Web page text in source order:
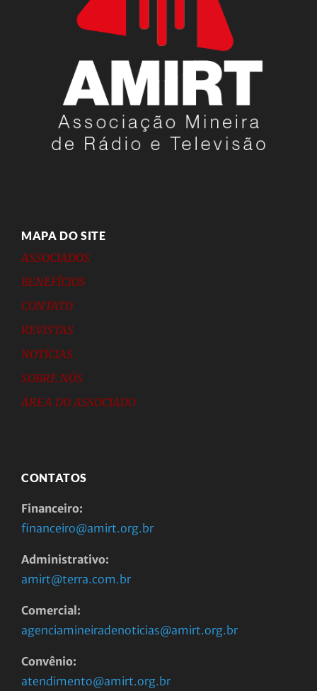
MAPA DO SITE
ASSOCIADOS
BENEFÍCIOS
CONTATO
REVISTAS
NOTÍCIAS
SOBRE NÓS
ÁREA DO ASSOCIADO
CONTATOS
Financeiro:
financeiro@amirt.org.br
Administrativo:
amirt@terra.com.br
Comercial:
agenciamineiradenoticias@amirt.org.br
Convênio:
atendimento@amirt.org.br